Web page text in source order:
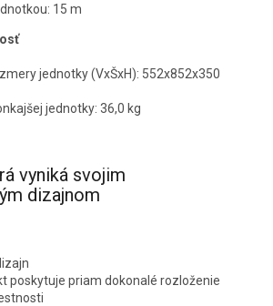
15 m
jednotky (VxŠxH): 552x852x350
jednotky: 36,0 kg
vyniká svojim
dizajnom
poskytuje priam dokonalé rozloženie